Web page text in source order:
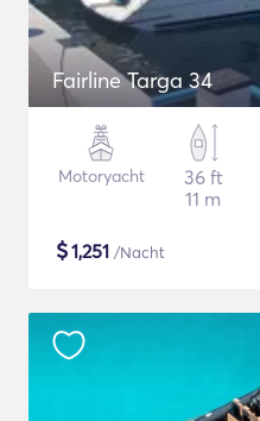
Fairline Targa 34
Motoryacht
36 ft
11 m
$1,251 /Nacht